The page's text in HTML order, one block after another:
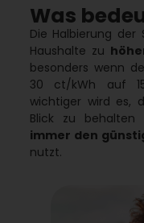
Was
Die Halbierung
Haushalte zu
besonders wenn
30 ct/kWh auf
wichtiger wird es,
Blick zu behalten
immer den
nutzt.